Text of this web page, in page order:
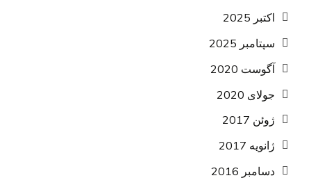
اکتبر 2025
سپتامبر 2025
آگوست 2020
جولای 2020
ژوئن 2017
ژانویه 2017
دسامبر 2016